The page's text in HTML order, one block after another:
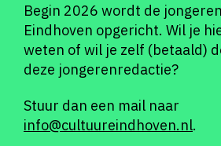
Begin 2026 wordt de
Eindhoven opgericht. Wil je
weten of wil je zelf (betaald)
deze jongerenredactie?
Stuur dan een mail naar
info@cultuureindhoven.nl.